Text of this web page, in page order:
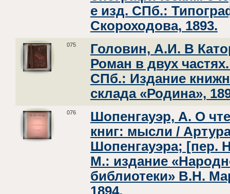
е изд. СПб.:
Скороходова, 1893.
075
Головин, А.И. В
Роман в двух
СПб.: Издание
склада «Родина»,
076
Шопенгауэр, А. О
книг: мысли /
Шопенгауэра; [пер.
М.: издание
библиотеки» В.Н.
1894.